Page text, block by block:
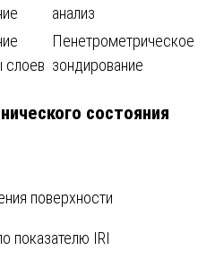
анализ
слоев
Пенетрометрическое
зондирование
состояния
поверхности
показателю IRI